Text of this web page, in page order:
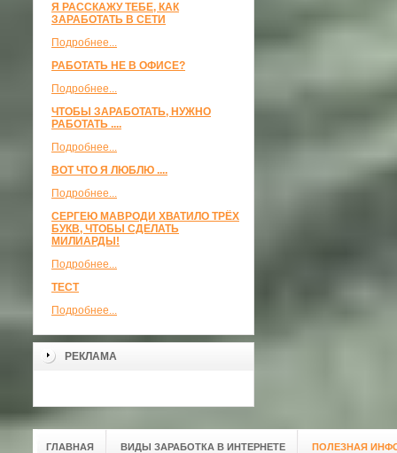
Я РАССКАЖУ ТЕБЕ, КАК
ЗАРАБОТАТЬ В СЕТИ
Подробнее...
РАБОТАТЬ НЕ В ОФИСЕ?
Подробнее...
ЧТОБЫ ЗАРАБОТАТЬ, НУЖНО
РАБОТАТЬ ....
Подробнее...
ВОТ ЧТО Я ЛЮБЛЮ ....
Подробнее...
СЕРГЕЮ МАВРОДИ ХВАТИЛО ТРЁХ
БУКВ, ЧТОБЫ СДЕЛАТЬ
МИЛИАРДЫ!
Подробнее...
ТЕСТ
Подробнее...
РЕКЛАМА
ГЛАВНАЯ ВИДЫ ЗАРАБОТКА В ИНТЕРНЕТЕ ПОЛЕЗНАЯ